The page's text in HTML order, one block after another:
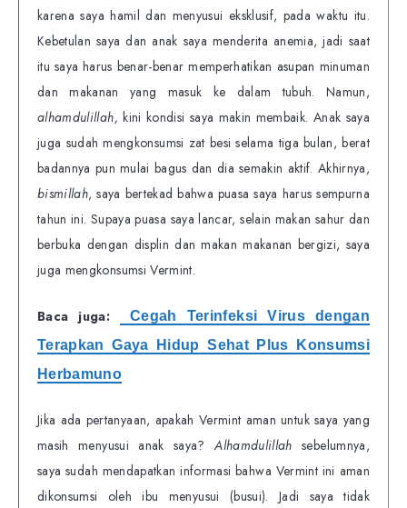
karena saya hamil dan menyusui eksklusif, pada waktu itu.
Kebetulan saya dan anak saya menderita anemia, jadi saat
itu saya harus benar-benar memperhatikan asupan minuman
dan makanan yang masuk ke dalam tubuh. Namun,
alhamdulillah,kini kondisi saya makin membaik. Anak saya
juga sudah mengkonsumsi zat besi selama tiga bulan, berat
badannya pun mulai bagus dan dia semakin aktif. Akhirnya,
bismillah, saya bertekad bahwa puasa saya harus sempurna
tahun ini. Supaya puasa saya lancar, selain makan sahur dan
berbuka dengan displin dan makan makanan bergizi, saya
juga mengkonsumsi Vermint.
Baca juga:
Cegah Terinfeksi Virus dengan
Terapkan Gaya Hidup Sehat Plus Konsumsi
Herbamuno
Jika ada pertanyaan, apakah Vermint aman untuk saya yang
masih menyusui anak saya?Alhamdulillahsebelumnya,
saya sudah mendapatkan informasi bahwa Vermint ini aman
dikonsumsi oleh ibu menyusui (busui). Jadi saya tidak